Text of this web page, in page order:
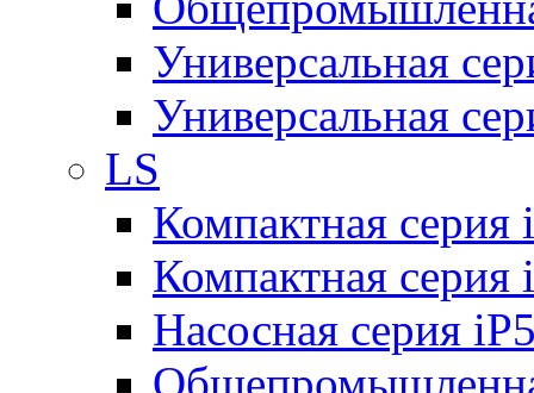
Универсальная
Универсальная
LS
Компактная серия
Компактная серия
Насосная серия